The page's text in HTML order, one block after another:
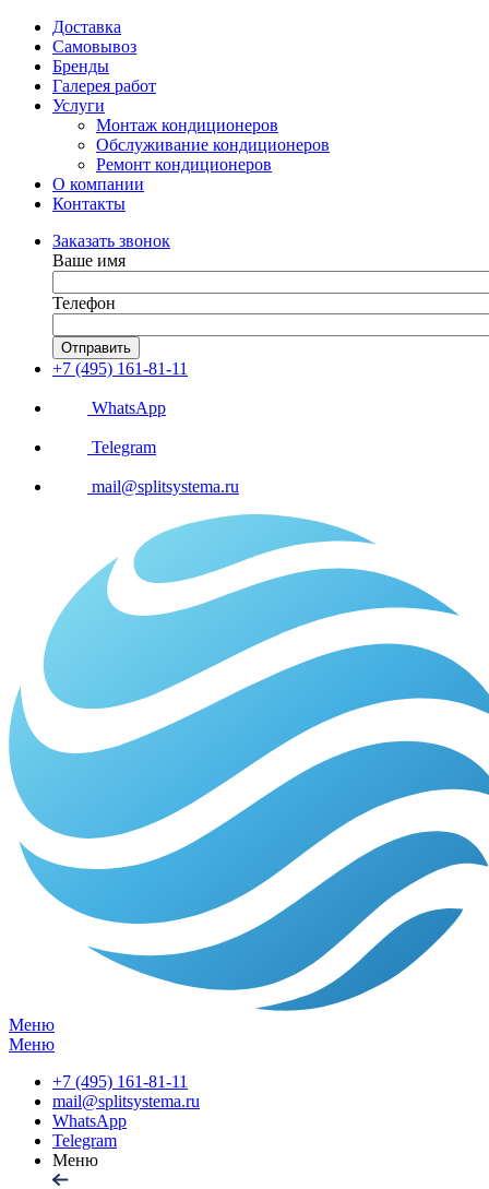
Доставка
Самовывоз
Бренды
Галерея работ
Услуги
Монтаж кондиционеров
Обслуживание кондиционеров
Ремонт кондиционеров
О компании
Контакты
Заказать звонок
Ваше имя
Телефон
Отправить
+7 (495) 161-81-11
WhatsApp
Telegram
mail@splitsystema.ru
Меню
Меню
+7 (495) 161-81-11
mail@splitsystema.ru
WhatsApp
Telegram
Меню